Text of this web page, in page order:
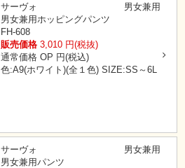
男女兼用
サーヴォ
男女兼用ホッピングパンツ
FH-608
販売価格 3,010 円(税抜)
通常価格 OP 円(税込)
色:A9(ホワイト)(全１色) SIZE:SS～6L
男女兼用
サーヴォ
男女兼用パンツ